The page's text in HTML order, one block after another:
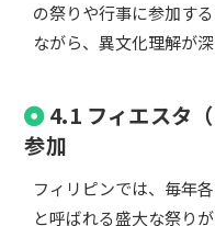
の祭りや行事に参加す
ながら、異文化理解が深
4.1 フィエスタ
参加
フィリピンでは、毎年
と呼ばれる盛大な祭り